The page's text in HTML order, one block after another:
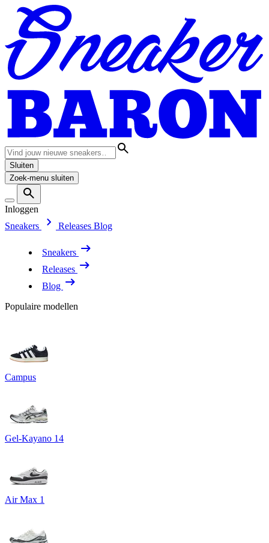
Sluiten
Zoek-menu sluiten
Inloggen
Sneakers
Releases Blog
Sneakers
Releases
Blog
Populaire modellen
Campus
Gel-Kayano 14
Air Max 1